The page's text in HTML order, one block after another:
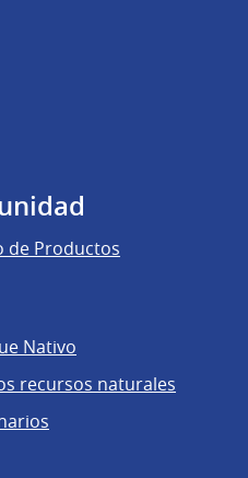
de Productos
Nativo
recursos naturales